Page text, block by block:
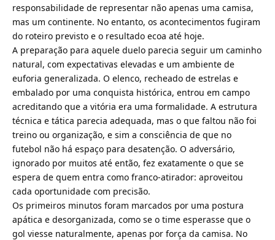
responsabilidade de representar não apenas uma camisa,
mas um continente. No entanto, os acontecimentos fugiram
do roteiro previsto e o resultado ecoa até hoje.
A preparação para aquele duelo parecia seguir um caminho
natural, com expectativas elevadas e um ambiente de
euforia generalizada. O elenco, recheado de estrelas e
embalado por uma conquista histórica, entrou em campo
acreditando que a vitória era uma formalidade. A estrutura
técnica e tática parecia adequada, mas o que faltou não foi
treino ou organização, e sim a consciência de que no
futebol não há espaço para desatenção. O adversário,
ignorado por muitos até então, fez exatamente o que se
espera de quem entra como franco-atirador: aproveitou
cada oportunidade com precisão.
Os primeiros minutos foram marcados por uma postura
apática e desorganizada, como se o time esperasse que o
gol viesse naturalmente, apenas por força da camisa. No